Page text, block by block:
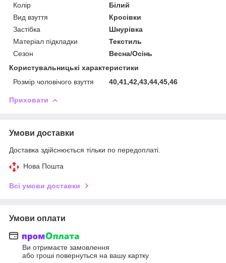
Колір
Білий
Вид взуття
Кросівки
Застібка
Шнурівка
Матеріал підкладки
Текстиль
Сезон
Весна/Осінь
Користувальницькі характеристики
Розмір чоловічого взуття
40,41,42,43,44,45,46
Приховати
Умови доставки
Доставка здійснюється тільки по передоплаті.
Нова Пошта
Всі умови доставки
Умови оплати
Ви отримаєте замовлення
або гроші повернуться на вашу картку